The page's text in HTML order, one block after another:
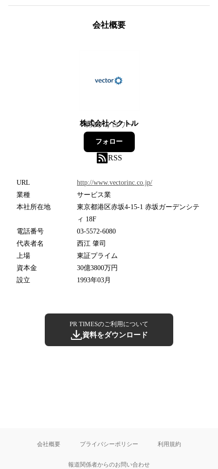
会社概要
株式会社ベクトル
835フォロワー
フォロー
RSS
URL
http://www.vectorinc.co.jp/
業種
サービス業
本社所在地
東京都港区赤坂4-15-1 赤坂ガーデンシテ
ィ 18F
電話番号
03-5572-6080
代表者名
西江 肇司
上場
東証プライム
資本金
30億3800万円
設立
1993年03月
PR TIMESのご利用について
資料をダウンロード
会社概要 プライバシーポリシー 利用規約
報道関係者からのお問い合わせ